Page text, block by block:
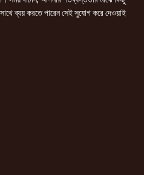
ব্যয় করতে পারেন সেই সুযোগ করে দেওয়াই